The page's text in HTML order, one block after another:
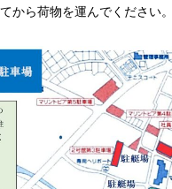
から荷物を運んでください。